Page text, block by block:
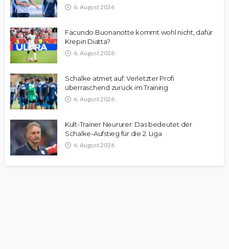
6. August 2026
Facundo Buonanotte kommt wohl nicht, dafür
Krepin Diatta?
6. August 2026
Schalke atmet auf: Verletzter Profi
überraschend zurück im Training
6. August 2026
Kult-Trainer Neururer: Das bedeutet der
Schalke-Aufstieg für die 2. Liga
6. August 2026